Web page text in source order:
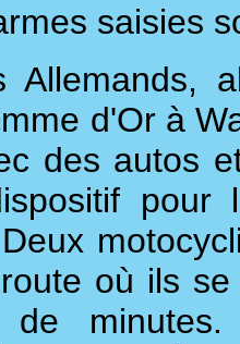
saisies
Allemands,
d'Or à
des autos
où ils
de